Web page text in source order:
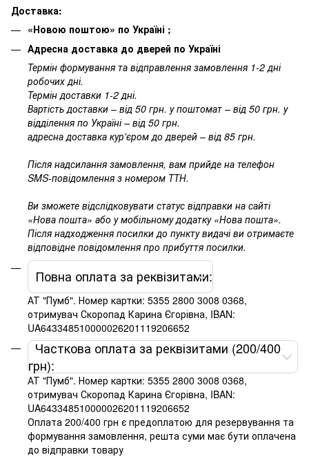
Доставка:
«Новою поштою» по Україні ;
Адресна доставка до дверей по Україні
Термін формування та відправлення замовлення 1-2 дні
робочих дні.
Термін доставки 1-2 дні.
Вартість доставки – від 50 грн. у поштомат – від 50 грн. у
відділення по Україні – від 50 грн.
адресна доставка кур'єром до дверей – від 85 грн.
Після надсилання замовлення, вам прийде на телефон
SMS-повідомлення з номером ТТН.
Ви зможете відслідковувати статус відправки на сайті
«Нова пошта» або у мобільному додатку «Нова пошта».
Після надходження посилки до пункту видачі ви отримаєте
відповідне повідомлення про прибуття посилки.
Повна оплата за реквізитами:
АТ "Пумб". Номер картки: 5355 2800 3008 0368,
отримувач Скоропад Карина Єгорівна, IBAN:
UA643348510000026201119206652
Часткова оплата за реквізитами (200/400
грн):
АТ "Пумб". Номер картки: 5355 2800 3008 0368,
отримувач Скоропад Карина Єгорівна, IBAN:
UA643348510000026201119206652
Оплата 200/400 грн є предоплатою для резервування та
формування замовлення, решта суми має бути оплачена
до відправки товару